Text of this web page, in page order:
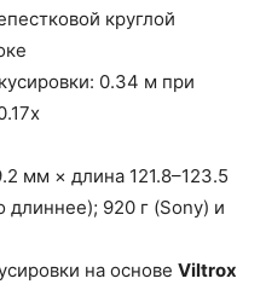
круглой
0.34 м при
мм × длина 121.8–123.5
920 г (Sony) и
на основе Viltrox